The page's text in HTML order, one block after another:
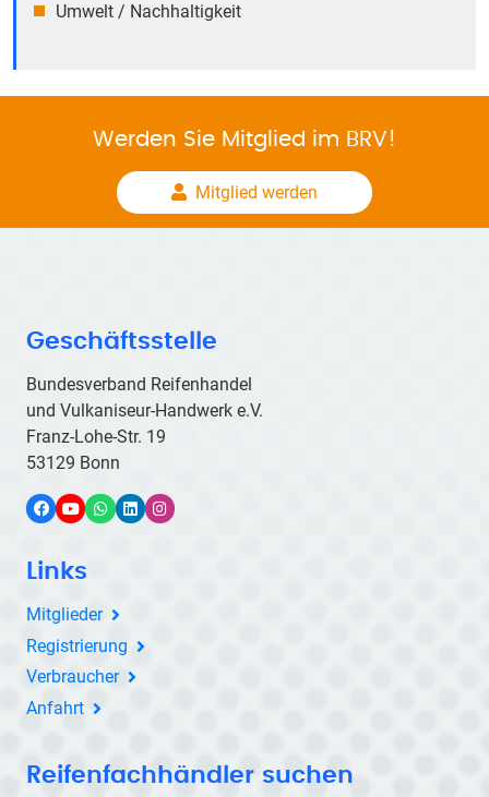
Umwelt / Nachhaltigkeit
Werden Sie Mitglied im BRV!
Mitglied werden
Geschäftsstelle
Bundesverband Reifenhandel
und Vulkaniseur-Handwerk e.V.
Franz-Lohe-Str. 19
53129 Bonn
FacebookYouTubeWhatsApp
LinkedInInstagram
Links
Mitglieder
Registrierung
Verbraucher
Anfahrt
Reifenfachhändler suchen